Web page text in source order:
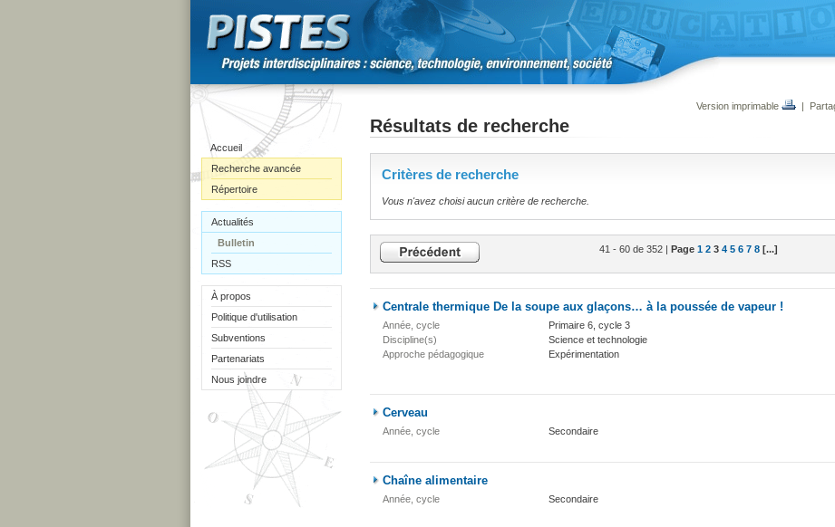
Accueil
Recherche avancée
Répertoire
Actualités
Bulletin
RSS
À propos
Politique d'utilisation
Subventions
Partenariats
Nous joindre
Version imprimable |
Résultats de recherche
Critères de recherche
Vous n'avez choisi aucun critère de recherche.
41 - 60 de 352 | Page 1 2 3 4 5 6 7 8 [...]
Centrale thermique De la soupe aux glaçons… à la poussée de vapeur !
Année, cycle
Primaire 6, cycle 3
Discipline(s)
Science et technologie
Approche pédagogique
Expérimentation
Cerveau
Année, cycle Secondaire
Chaîne alimentaire
Année, cycle Secondaire